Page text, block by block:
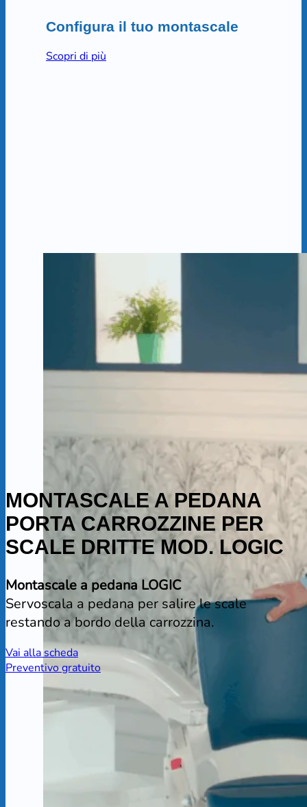
Configura il tuo montascale
Scopri di più
MONTASCALE A PEDANA
PORTA CARROZZINE PER
SCALE DRITTE MOD. LOGIC
Montascale a pedana LOGIC
Servoscala a pedana per salire le scale
restando a bordo della carrozzina.
Vai alla scheda
Preventivo gratuito